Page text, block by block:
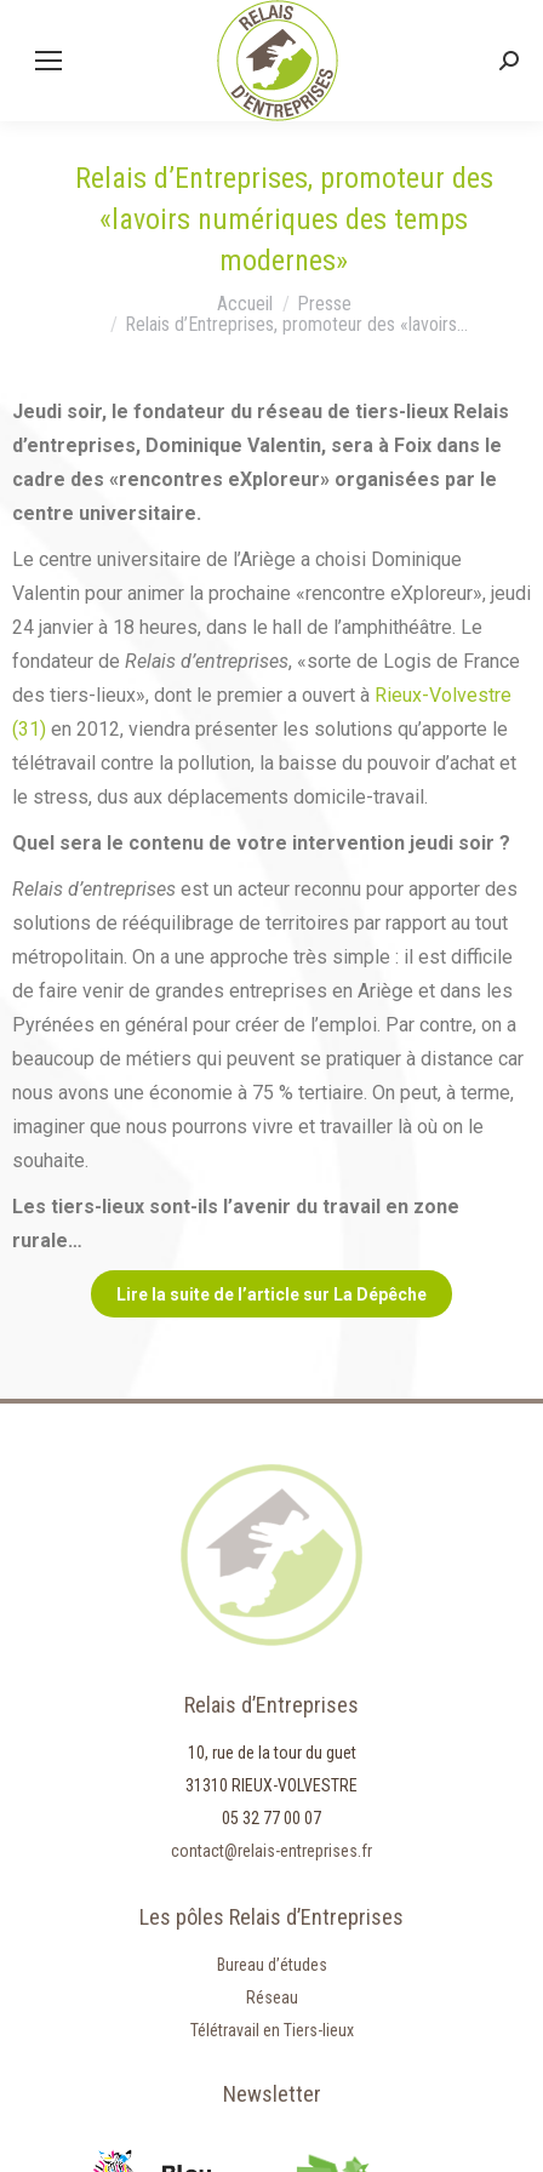
Relais d’Entreprises, promoteur des
«lavoirs numériques des temps
modernes»
Accueil
Presse
Relais d’Entreprises, promoteur des «lavoirs…
Jeudi soir, le fondateur du réseau de tiers-lieux Relais
d’entreprises, Dominique Valentin, sera à Foix dans le
cadre des «rencontres eXploreur» organisées par le
centre universitaire.
Le centre universitaire de l’Ariège a choisi Dominique
Valentin pour animer la prochaine «rencontre eXploreur», jeudi
24 janvier à 18 heures, dans le hall de l’amphithéâtre. Le
fondateur de Relais d’entreprises, «sorte de Logis de France
des tiers-lieux», dont le premier a ouvert à Rieux-Volvestre
(31) en 2012, viendra présenter les solutions qu’apporte le
télétravail contre la pollution, la baisse du pouvoir d’achat et
le stress, dus aux déplacements domicile-travail.
Quel sera le contenu de votre intervention jeudi soir ?
Relais d’entreprises est un acteur reconnu pour apporter des
solutions de rééquilibrage de territoires par rapport au tout
métropolitain. On a une approche très simple : il est difficile
de faire venir de grandes entreprises en Ariège et dans les
Pyrénées en général pour créer de l’emploi. Par contre, on a
beaucoup de métiers qui peuvent se pratiquer à distance car
nous avons une économie à 75 % tertiaire. On peut, à terme,
imaginer que nous pourrons vivre et travailler là où on le
souhaite.
Les tiers-lieux sont-ils l’avenir du travail en zone
rurale…
Lire la suite de l’article sur La Dépêche
Relais d’Entreprises
10, rue de la tour du guet
31310 RIEUX-VOLVESTRE
05 32 77 00 07
contact@relais-entreprises.fr
Les pôles Relais d’Entreprises
Bureau d’études
Réseau
Télétravail en Tiers-lieux
Newsletter